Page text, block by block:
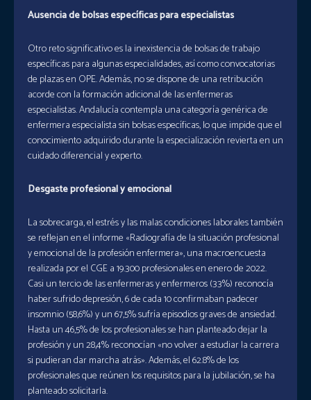
Ausencia de bolsas específicas para especialistas
Otro reto significativo es la inexistencia de bolsas de trabajo
específicas para algunas especialidades, así como convocatorias
de plazas en OPE. Además, no se dispone de una retribución
acorde con la formación adicional de las enfermeras
especialistas. Andalucía contempla una categoría genérica de
enfermera especialista sin bolsas específicas, lo que impide que el
conocimiento adquirido durante la especialización revierta en un
cuidado diferencial y experto.
Desgaste profesional y emocional
La sobrecarga, el estrés y las malas condiciones laborales también
se reflejan en el informe «Radiografía de la situación profesional
y emocional de la profesión enfermera», una macroencuesta
realizada por el CGE a 19.300 profesionales en enero de 2022.
Casi un tercio de las enfermeras y enfermeros (33%) reconocía
haber sufrido depresión, 6 de cada 10 confirmaban padecer
insomnio (58,6%) y un 67,5% sufría episodios graves de ansiedad.
Hasta un 46,5% de los profesionales se han planteado dejar la
profesión y un 28,4% reconocían «no volver a estudiar la carrera
si pudieran dar marcha atrás». Además, el 62.8% de los
profesionales que reúnen los requisitos para la jubilación, se ha
planteado solicitarla.